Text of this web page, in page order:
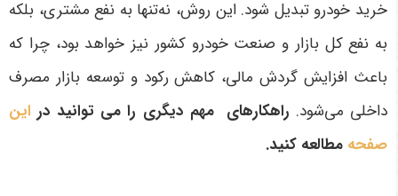
خرید خودرو تبدیل شود. این روش، نه‌تنها به نفع مشتری، بلکه
به نفع کل بازار و صنعت خودرو کشور نیز خواهد بود، چرا که
باعث افزایش گردش مالی، کاهش رکود و توسعه بازار مصرف
داخلی می‌شود. راهکارهای مهم دیگری را می توانید در این
صفحه مطالعه کنید.